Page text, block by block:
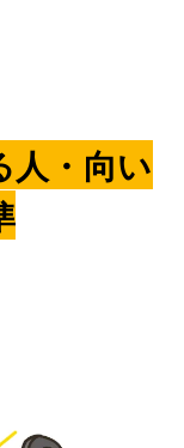
人・向い